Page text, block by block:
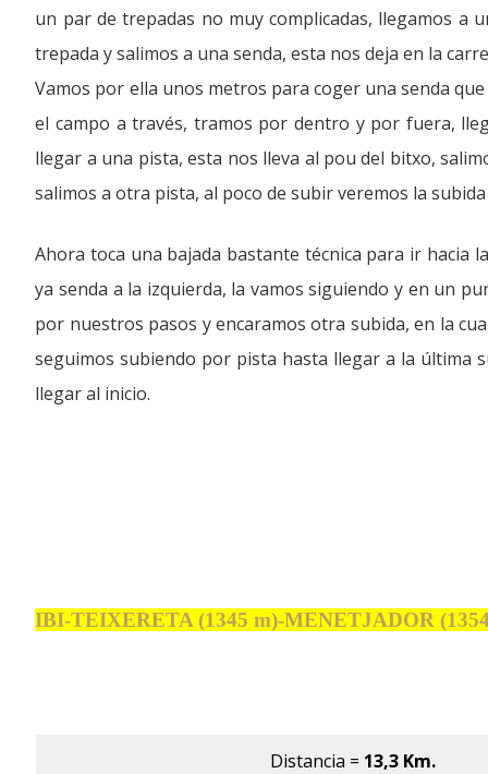
un par de trepadas no muy complicadas, llegamos a
trepada y salimos a una senda, esta nos deja en la
Vamos por ella unos metros para coger una senda
el campo a través, tramos por dentro y por fuera,
llegar a una pista, esta nos lleva al pou del bitxo,
salimos a otra pista, al poco de subir veremos la
Ahora toca una bajada bastante técnica para ir hacia
ya senda a la izquierda, la vamos siguiendo y en un
por nuestros pasos y encaramos otra subida, en la
seguimos subiendo por pista hasta llegar a la última
llegar al inicio.
IBI-TEIXERETA (1345 m)-MENETJADOR
Distancia = 13,3 Km.